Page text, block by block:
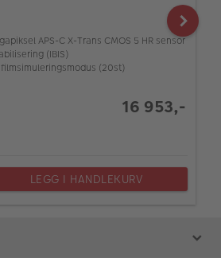
APS-C X-Trans CMOS 5 HR sensor
(IBIS)
(20st)
16 953,-
LEGG I HANDLEKURV